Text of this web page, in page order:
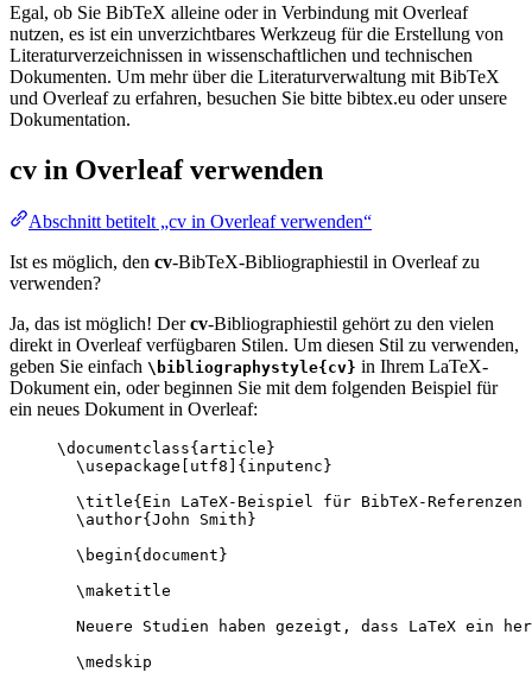
Egal, ob Sie BibTeX alleine oder in Verbindung mit Overleaf
nutzen, es ist ein unverzichtbares Werkzeug für die Erstellung von
Literaturverzeichnissen in wissenschaftlichen und technischen
Dokumenten. Um mehr über die Literaturverwaltung mit BibTeX
und Overleaf zu erfahren, besuchen Sie bitte bibtex.eu oder unsere
Dokumentation.
cv in Overleaf verwenden
Abschnitt betitelt „cv in Overleaf verwenden“
Ist es möglich, den cv-BibTeX-Bibliographiestil in Overleaf zu
verwenden?
Ja, das ist möglich! Dercv-Bibliographiestil gehört zu den vielen
direkt in Overleaf verfügbaren Stilen. Um diesen Stil zu verwenden,
geben Sie einfach \bibliographystyle{cv} in Ihrem LaTeX-
Dokument ein, oder beginnen Sie mit dem folgenden Beispiel für
ein neues Dokument in Overleaf:
\documentclass{ article }
\usepackage
utf8 ]{ inputenc }
\title{Ein LaTeX-Beispiel für BibTeX-
\author{John Smith}
\begin{ document }
\maketitle
Neuere Studien haben gezeigt, dass LaTeX ein
\medskip